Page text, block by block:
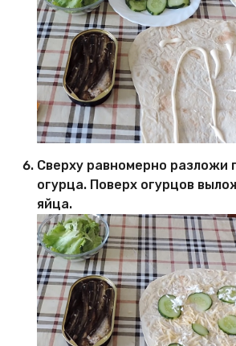
Сверху равномерно разложи
огурца. Поверх огурцов
яйца.